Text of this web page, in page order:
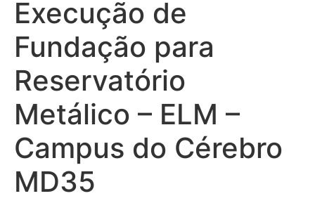
Execução de
Fundação para
Reservatório
Metálico – ELM –
Campus do Cérebro
MD35